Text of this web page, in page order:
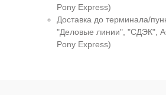
Pony Express)
Доставка до терминала/
"Деловые линии", "СДЭК",
Pony Express)